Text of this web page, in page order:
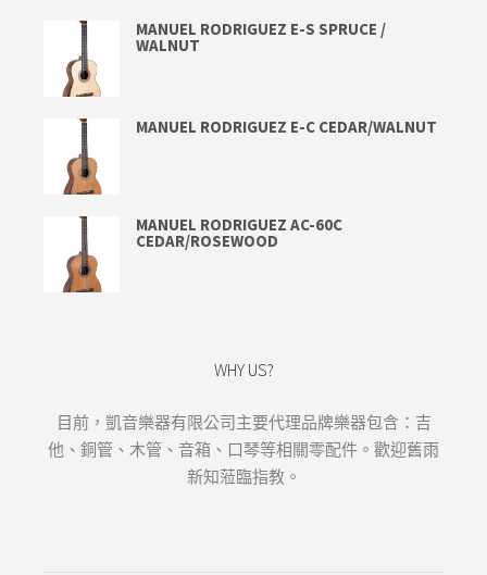
MANUEL RODRIGUEZ E-S SPRUCE /
WALNUT
MANUEL RODRIGUEZ E-C CEDAR/WALNUT
MANUEL RODRIGUEZ AC-60C
CEDAR/ROSEWOOD
WHY US?
目前，凱音樂器有限公司主要代理品牌樂器包含：吉
他、銅管、木管、音箱、口琴等相關零配件。歡迎舊雨
新知蒞臨指教。